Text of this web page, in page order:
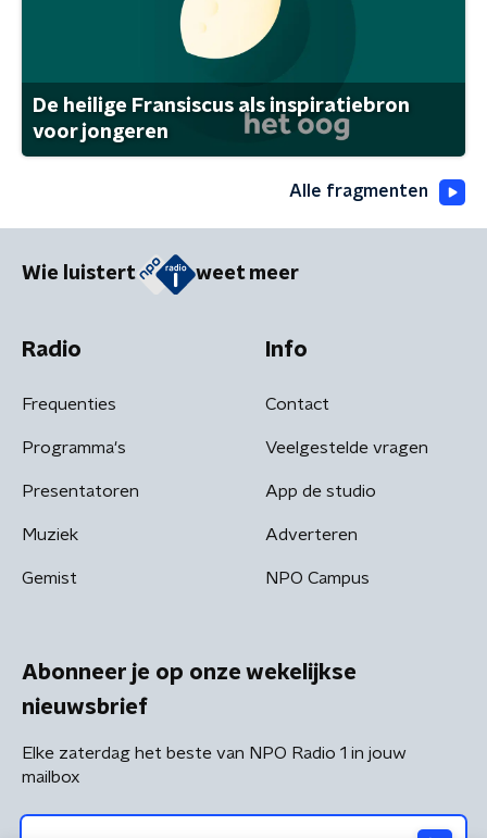
De heilige Fransiscus als inspiratiebron
voor jongeren
Alle fragmenten
Wie luistert weet meer
Radio
Frequenties
Programma's
Presentatoren
Muziek
Gemist
Info
Contact
Veelgestelde vragen
App de studio
Adverteren
NPO Campus
Abonneer je op onze wekelijkse
nieuwsbrief
Elke zaterdag het beste van NPO Radio 1 in jouw
mailbox